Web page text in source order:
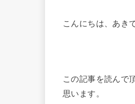
こんにちは、あき
この記事を読んで
思います。